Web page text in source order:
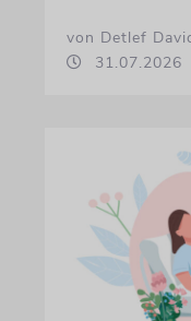
von Detlef
31.07.2026